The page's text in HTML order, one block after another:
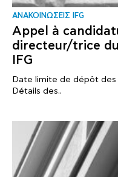
ΑΝΑΚΟΙΝΩΣΕΙΣ IFG
Appel à
directeur/trice
IFG
Date limite de dépôt des
Détails des..